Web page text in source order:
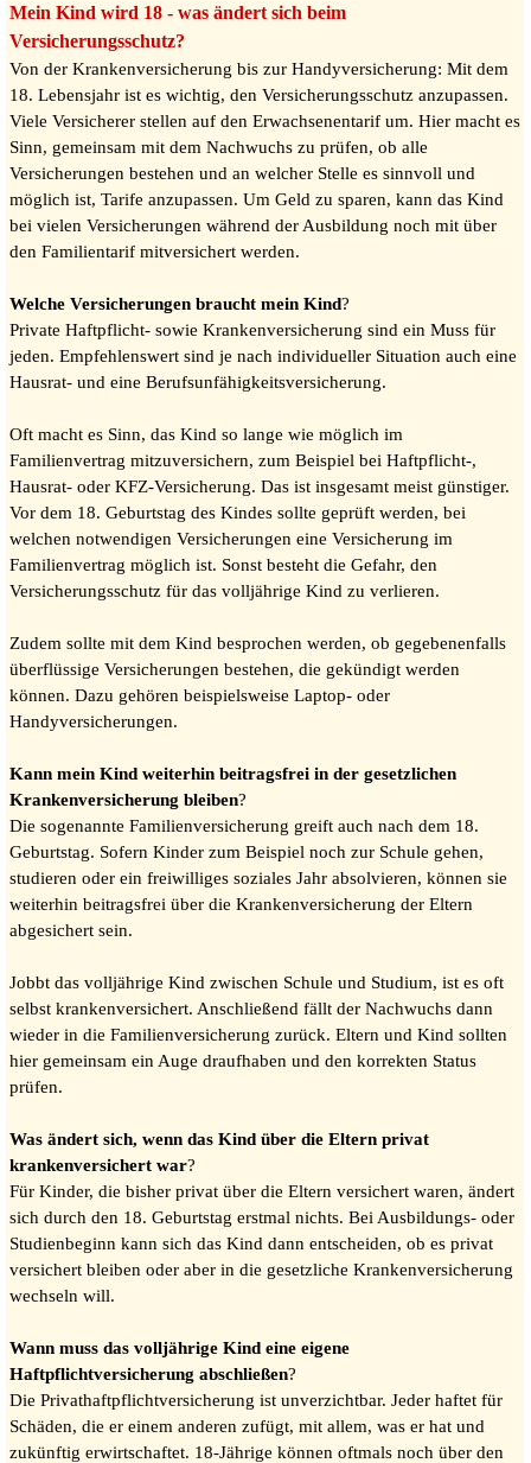
Mein Kind wird 18 - was ändert sich beim
Versicherungsschutz?
Von der Krankenversicherung bis zur Handyversicherung: Mit dem
18. Lebensjahr ist es wichtig, den Versicherungsschutz anzupassen.
Viele Versicherer stellen auf den Erwachsenentarif um. Hier macht es
Sinn, gemeinsam mit dem Nachwuchs zu prüfen, ob alle
Versicherungen bestehen und an welcher Stelle es sinnvoll und
möglich ist, Tarife anzupassen. Um Geld zu sparen, kann das Kind
bei vielen Versicherungen während der Ausbildung noch mit über
den Familientarif mitversichert werden.
Welche Versicherungen braucht mein Kind?
Private Haftpflicht- sowie Krankenversicherung sind ein Muss für
jeden. Empfehlenswert sind je nach individueller Situation auch eine
Hausrat- und eine Berufsunfähigkeitsversicherung.
Oft macht es Sinn, das Kind so lange wie möglich im
Familienvertrag mitzuversichern, zum Beispiel bei Haftpflicht-,
Hausrat- oder KFZ-Versicherung. Das ist insgesamt meist günstiger.
Vor dem 18. Geburtstag des Kindes sollte geprüft werden, bei
welchen notwendigen Versicherungen eine Versicherung im
Familienvertrag möglich ist. Sonst besteht die Gefahr, den
Versicherungsschutz für das volljährige Kind zu verlieren.
Zudem sollte mit dem Kind besprochen werden, ob gegebenenfalls
überflüssige Versicherungen bestehen, die gekündigt werden
können. Dazu gehören beispielsweise Laptop- oder
Handyversicherungen.
Kann mein Kind weiterhin beitragsfrei in der gesetzlichen
Krankenversicherung bleiben?
Die sogenannte Familienversicherung greift auch nach dem 18.
Geburtstag. Sofern Kinder zum Beispiel noch zur Schule gehen,
studieren oder ein freiwilliges soziales Jahr absolvieren, können sie
weiterhin beitragsfrei über die Krankenversicherung der Eltern
abgesichert sein.
Jobbt das volljährige Kind zwischen Schule und Studium, ist es oft
selbst krankenversichert. Anschließend fällt der Nachwuchs dann
wieder in die Familienversicherung zurück. Eltern und Kind sollten
hier gemeinsam ein Auge draufhaben und den korrekten Status
prüfen.
Was ändert sich, wenn das Kind über die Eltern privat
krankenversichert war?
Für Kinder, die bisher privat über die Eltern versichert waren, ändert
sich durch den 18. Geburtstag erstmal nichts. Bei Ausbildungs- oder
Studienbeginn kann sich das Kind dann entscheiden, ob es privat
versichert bleiben oder aber in die gesetzliche Krankenversicherung
wechseln will.
Wann muss das volljährige Kind eine eigene
Haftpflichtversicherung abschließen?
Die Privathaftpflichtversicherung ist unverzichtbar. Jeder haftet für
Schäden, die er einem anderen zufügt, mit allem, was er hat und
zukünftig erwirtschaftet. 18-Jährige können oftmals noch über den